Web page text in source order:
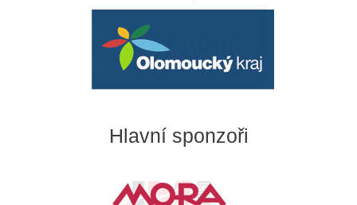
Hlavní sponzoři